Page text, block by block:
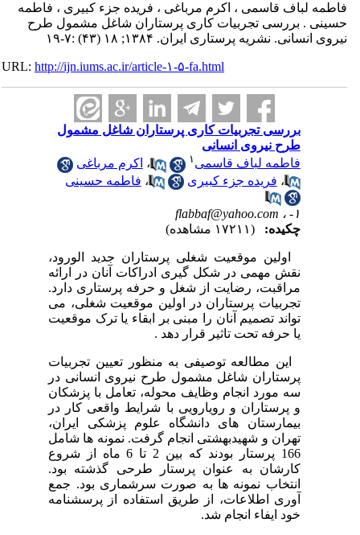
فاطمه لباف قاسمی ، اکرم مرباغی ، فریده جزء کبیری ، فاطمه
حسینی . بررسی تجربیات کاری پرستاران شاغل مشمول طرح
نیروی انسانی. نشریه پرستاری ایران. ۱۳۸۴; ۱۸ (۴۳) :۷-۱۹
URL:http://ijn.iums.ac.ir/article-۱-۵-fa.html
بررسی تجربیات کاری پرستاران شاغل مشمول
طرح نیروی انسانی
فاطمه لباف قاسمی
،اکرم مرباغی
،فریده جزء کبیری ،فاطمه حسینی
flabbaf@yahoo.com
چکیده:
اولین موقعیت شغلی پرستاران جدید الورود،
نقش مهمی در شکل گیری ادراکات آنان در ارائه
مراقبت، رضایت از شغل و حرفه پرستاری دارد.
تجربیات پرستاران در اولین موقعیت شغلی، می
تواند تصمیم آنان را مبنی بر ابقاء یا ترک موقعیت
یا حرفه تحت تاثیر قرار دهد .
این مطالعه توصیفی به منظور تعیین تجربیات
پرستاران شاغل مشمول طرح نیروی انسانی در
سه مورد انجام وظایف محوله، تعامل با پزشکان
و پرستاران و رویارویی با شرایط واقعی کار در
بیمارستان های دانشگاه علوم پزشکی ایران،
تهران و شهیدبهشتی انجام گرفت. نمونه ها شامل
166 پرستار بودند که بین 2 تا 6 ماه از شروع
کارشان به عنوان پرستار طرحی گذشته بود.
انتخاب نمونه ها به صورت سرشماری بود. جمع
آوری اطلاعات، از طریق استفاده از پرسشنامه
خود ایفاء انجام شد.